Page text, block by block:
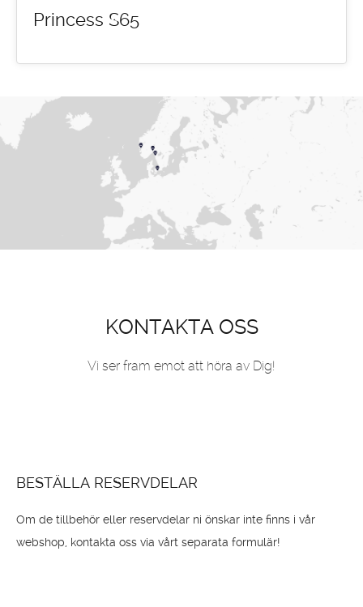
Princess S65
KONTAKTA OSS
Vi ser fram emot att höra av Dig!
BESTÄLLA RESERVDELAR
Om de tillbehör eller reservdelar ni önskar inte finns i vår
webshop, kontakta oss via vårt separata formulär!